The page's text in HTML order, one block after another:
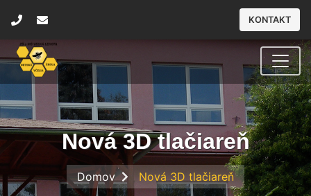
KONTAKT
Nová 3D tlačiareň
Domov Nová 3D tlačiareň